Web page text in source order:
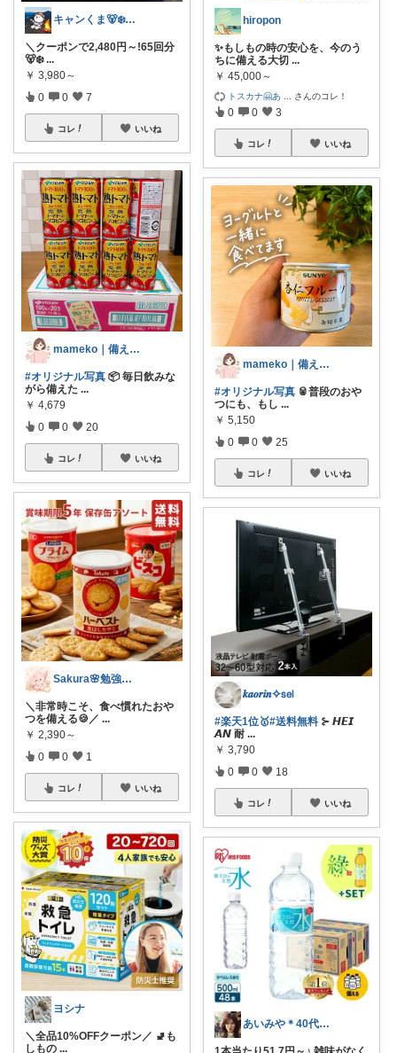
キャンくま🐻‍❄️ママのラク暮らし
＼クーポンで2,480円～!65回分
🐻‍❄ ...
￥ 3,980～
0 0 7
コレ いいね
mameko｜備える暮らし
#オリジナル写真 📦 毎日飲みな
がら備えた ...
￥ 4,679
0 0 20
コレ いいね
Sakura🌸勉強と暮らし愛用品
＼非常時こそ、食べ慣れたおや
つを備える🍪／ ...
￥ 2,390～
0 0 1
コレ いいね
ヨシナ
＼全品10%OFFクーポン／ 🚽も
しもの ...
hiropon
✨もしもの時の安心を、今のう
ちに備える大切 ...
￥ 45,000～
トスカナ🤗あ さんのコレ！
0 0 3
コレ いいね
mameko｜備える暮らし
#オリジナル写真 🥫普段のおや
つにも、もし ...
￥ 5,150
0 0 25
コレ いいね
𝒌𝒂𝒐𝒓𝒊𝒏✧𝗌𝖾𝗅
#楽天1位🥇#送料無料 ⊱ 𝙃𝙀𝙄
𝘼𝙉 耐 ...
￥ 3,790
0 0 18
コレ いいね
あいみや＊40代🌷くらしを楽しむ